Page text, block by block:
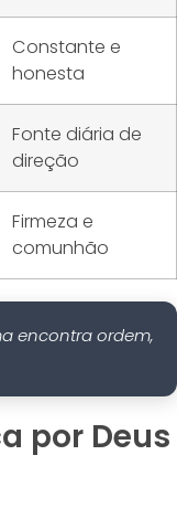
Constante e
honesta
Fonte diária de
direção
Firmeza e
comunhão
encontra ordem,
por Deus